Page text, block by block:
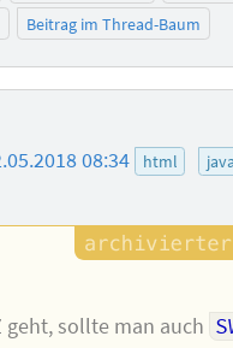
Beitrag im Thread-Baum
08:34 html
geht, sollte man auch